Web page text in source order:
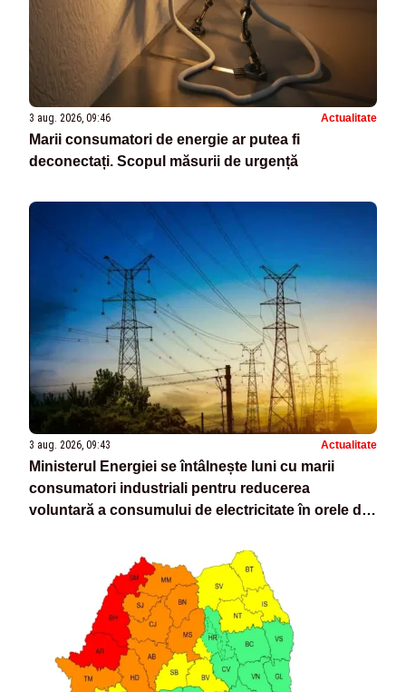
3 aug. 2026, 09:46 Actualitate
Marii consumatori de energie ar putea fi
deconectați. Scopul măsurii de urgență
3 aug. 2026, 09:43 Actualitate
Ministerul Energiei se întâlnește luni cu marii
consumatori industriali pentru reducerea
voluntară a consumului de electricitate în orele de